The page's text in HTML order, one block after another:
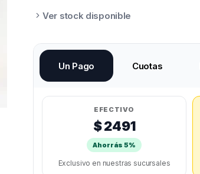
quantity
Ver stock disponible
Un Pago Cuotas
EFECTIVO
$ 2491
Ahorrás 5%
Exclusivo en nuestras sucursales